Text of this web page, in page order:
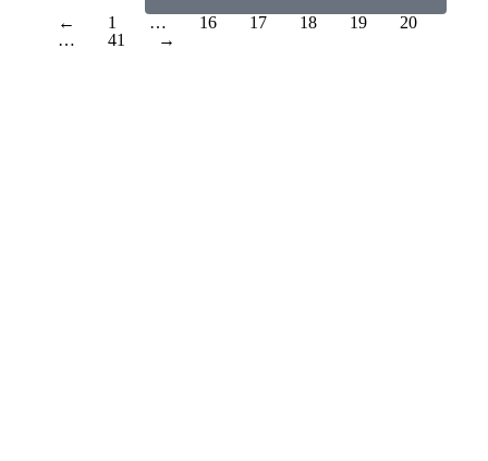
←
1 … 16 17 18 19
20
…
41 →